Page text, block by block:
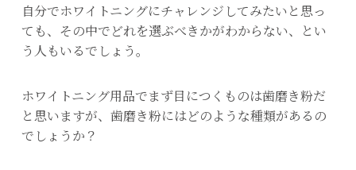
自分でホワイトニングにチャレンジしてみたいと思っ
ても、その中でどれを選ぶべきかがわからない、とい
う人もいるでしょう。
ホワイトニング用品でまず目につくものは歯磨き粉だ
と思いますが、歯磨き粉にはどのような種類があるの
でしょうか？